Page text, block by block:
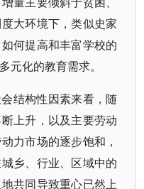
大环境下，类似史家
何提高和丰富学校的
元化的教育需求。
结构性因素来看，随
上升，以及主要劳动
力市场的逐步饱和，
乡、行业、区域中的
共同导致重心已然上